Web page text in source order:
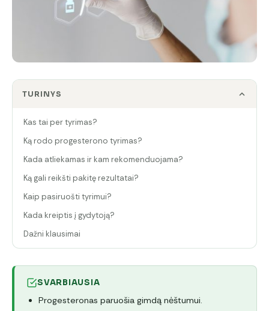
TURINYS
Kas tai per tyrimas?
Ką rodo progesterono tyrimas?
Kada atliekamas ir kam rekomenduojama?
Ką gali reikšti pakitę rezultatai?
Kaip pasiruošti tyrimui?
Kada kreiptis į gydytoją?
Dažni klausimai
SVARBIAUSIA
Progesteronas paruošia gimdą nėštumui.